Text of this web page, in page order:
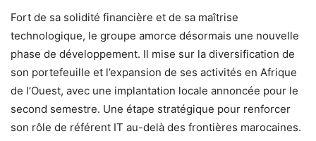
Fort de sa solidité financière et de sa maîtrise
technologique, le groupe amorce désormais une nouvelle
phase de développement. Il mise sur la diversification de
son portefeuille et l’expansion de ses activités en Afrique
de l’Ouest, avec une implantation locale annoncée pour le
second semestre. Une étape stratégique pour renforcer
son rôle de référent IT au-delà des frontières marocaines.